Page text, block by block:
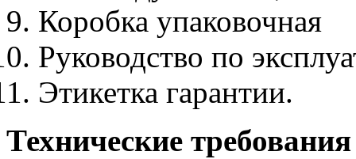
Коробка упаковочная
Руководство по
Этикетка гарантии.
Технические требования